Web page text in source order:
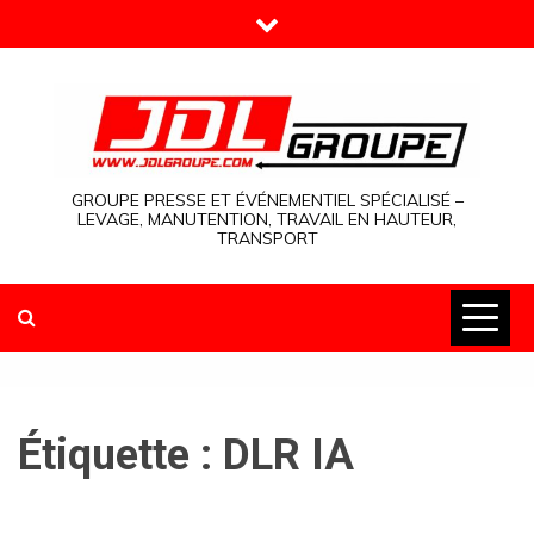
to
GROUPE PRESSE ET ÉVÉNEMENTIEL SPÉCIALISÉ –
LEVAGE, MANUTENTION, TRAVAIL EN HAUTEUR,
TRANSPORT
Étiquette : DLR IA